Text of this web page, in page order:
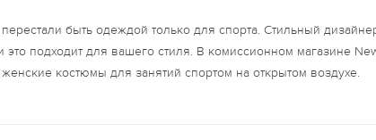
быть одеждой только для спорта. Стильный
подходит для вашего стиля. В комиссионном магазине
костюмы для занятий спортом на открытом воздухе.